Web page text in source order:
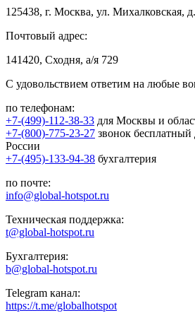
125438, г. Москва, ул. Михалковская,
Почтовый адрес:
141420, Сходня, а/я 729
С удовольствием ответим на любые
по телефонам:
+7-(499)-112-38-33 для Москвы и
+7-(800)-775-23-27 звонок бесплатный
России
+7-(495)-133-94-38 бухгалтерия
по почте:
info@global-hotspot.ru
Техническая поддержка:
t@global-hotspot.ru
Бухгалтерия:
b@global-hotspot.ru
Telegram канал:
https://t.me/globalhotspot